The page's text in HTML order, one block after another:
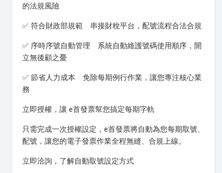
的法規風險
✅ 符合財政部規範 串接財稅平台，配號流程合法合規
✅ 序時序號自動管理 系統自動維護號碼使用順序，開
立無後顧之憂
✅ 節省人力成本 免除每期例行作業，讓您專注核心業
務
立即授權，讓 e首發票幫您搞定每期字軌
只需完成一次授權設定，e首發票將自動為您每期取號、
配號，讓您的電子發票作業全程無縫、合規上線。
立即洽詢，了解自動取號設定方式